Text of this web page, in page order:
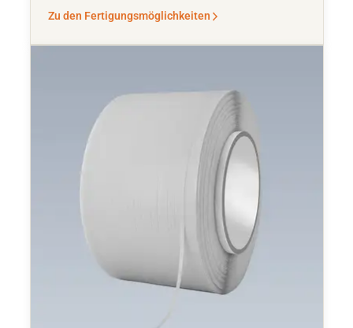
Zu den Fertigungsmöglichkeiten